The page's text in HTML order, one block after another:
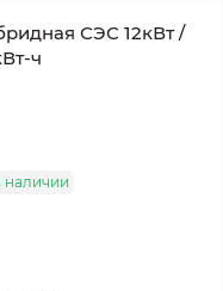
СЭС 12кВт /
ч
наличии